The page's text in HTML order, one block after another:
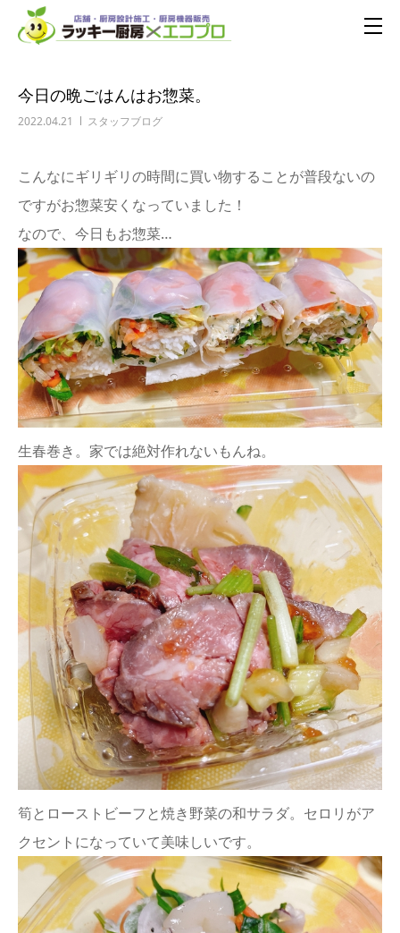
今日の晩ごはんはお惣菜。
2022.04.21 スタッフブログ
こんなにギリギリの時間に買い物することが普段ないの
ですがお惣菜安くなっていました！
なので、今日もお惣菜…
生春巻き。家では絶対作れないもんね。
筍とローストビーフと焼き野菜の和サラダ。セロリがア
クセントになっていて美味しいです。